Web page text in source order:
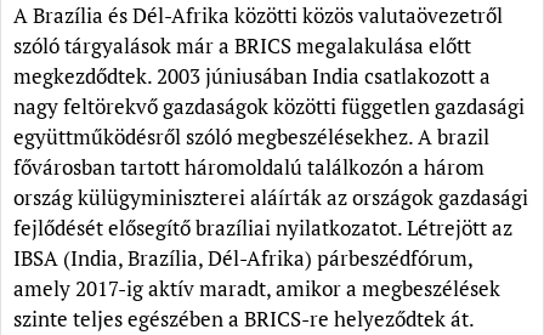
A Brazília és Dél-Afrika közötti közös valutaövezetről
szóló tárgyalások már a BRICS megalakulása előtt
megkezdődtek. 2003 júniusában India csatlakozott a
nagy feltörekvő gazdaságok közötti független gazdasági
együttműködésről szóló megbeszélésekhez. A brazil
fővárosban tartott háromoldalú találkozón a három
ország külügyminiszterei aláírták az országok gazdasági
fejlődését elősegítő brazíliai nyilatkozatot. Létrejött az
IBSA (India, Brazília, Dél-Afrika) párbeszédfórum,
amely 2017-ig aktív maradt, amikor a megbeszélések
szinte teljes egészében a BRICS-re helyeződtek át.